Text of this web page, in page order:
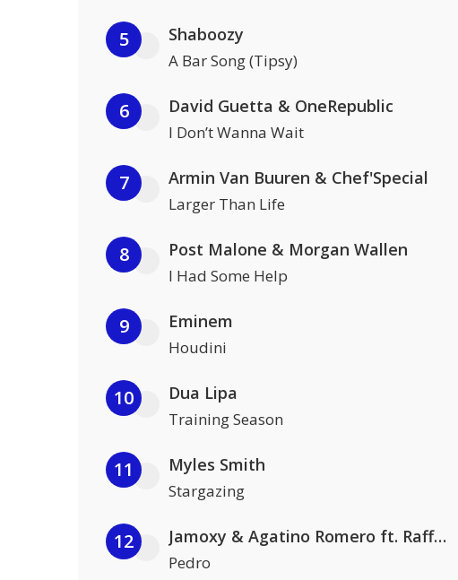
5 Shaboozy
A Bar Song (Tipsy)
6 David Guetta & OneRepublic
I Don’t Wanna Wait
7 Armin Van Buuren & Chef'Special
Larger Than Life
8 Post Malone & Morgan Wallen
I Had Some Help
9 Eminem
Houdini
10 Dua Lipa
Training Season
11 Myles Smith
Stargazing
12 Jamoxy & Agatino Romero ft. Raffaella Carrà
Pedro